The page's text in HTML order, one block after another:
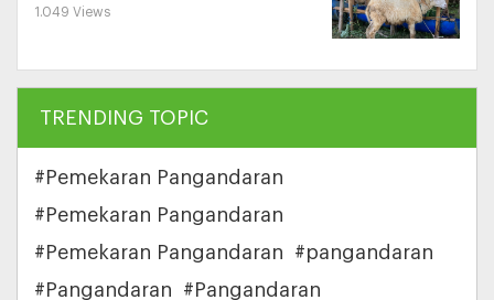
1.049 Views
TRENDING TOPIC
#Pemekaran Pangandaran
#Pemekaran Pangandaran
#Pemekaran Pangandaran
#pangandaran
#Pangandaran
#Pangandaran